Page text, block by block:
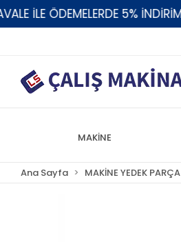
İLE ÖDEMELERDE 5% İNDİRİM
MAKİNE
Ana Sayfa MAKİNE YEDEK PARÇA